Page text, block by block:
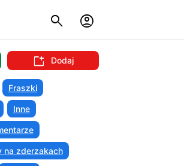
Dodaj
Fraszki
Inne
na zderzakach